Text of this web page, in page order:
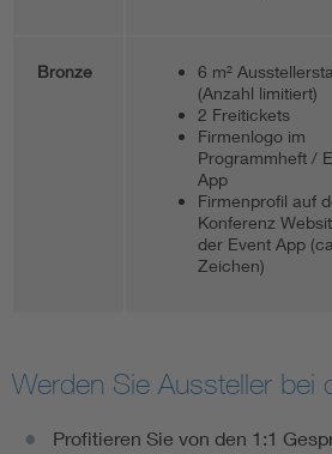
Bronze
6 m²
(Anzahl limitiert)
2 Freitickets
Firmenlogo im
Programmheft /
App
Firmenprofil auf
Konferenz
der Event App
Zeichen)
Werden Sie Aussteller bei
Profitieren Sie von den 1:1